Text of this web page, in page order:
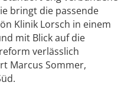
bringt die passende
Klinik Lorsch in einem
mit Blick auf die
verlässlich
Marcus Sommer,